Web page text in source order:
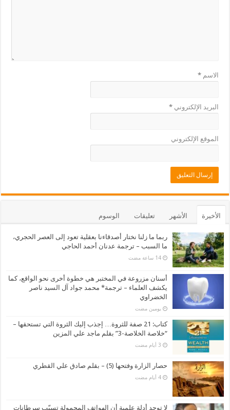
الاسم*
البريد الإلكتروني*
الموقع الإلكتروني
الأخيرة الأشهر تعليقات الوسوم
ربما ما زلنا نختار أصدقاءنا بعقلية تعود إلى العصر الحجري،
ما السبب – ترجمة عدنان أحمد الحاجي
‏14 ساعة مضت
أسنان مزروعة في المختبر هي خطوة أخرى نحو الواقع، كما
يكشف العلماء – ترجمة* محمد جواد آل السيد ناصر
الخضراوي
‏يومين مضت
كتاب: 21 صفة للثروة… إجذب إليك الثروة التي تستحقها –
“خلاصة الخلاصة-3” بقلم ماجد علي المزين
حصار الزارة وفتحها (5) – بقلم صادق علي القطري
‏4 أيام مضت
لا توحد أدلة علمية أن الهواتف المحمولة تسبّب سرطانات